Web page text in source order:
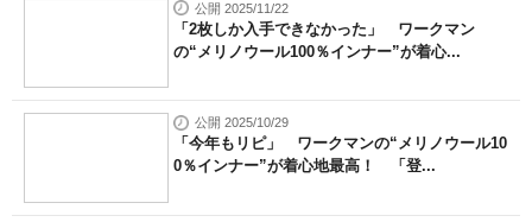
公開 2025/11/22
「2枚しか入手できなかった」 ワークマン
の“メリノウール100％インナー”が着心...
公開 2025/10/29
「今年もリピ」 ワークマンの“メリノウール10
0％インナー”が着心地最高！ 「登...